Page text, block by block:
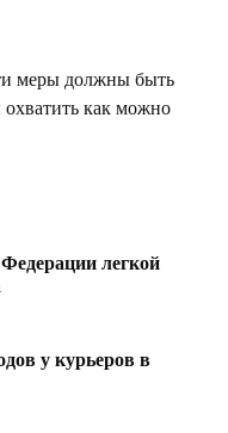
меры должны быть
как можно
легкой
у курьеров в